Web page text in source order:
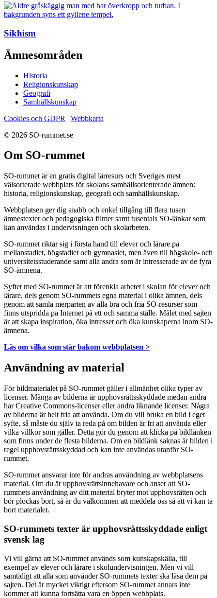
Sikhism
Ämnesområden
Historia
Religionskunskap
Geografi
Samhällskunskap
Cookies och GDPR | Webbkarta
© 2026 SO-rummet.se
Om SO-rummet
SO-rummet är en gratis digital lärresurs och Sveriges mest
välsorterade webbplats för skolans samhällsorienterade ämnen:
historia, religionskunskap, geografi och samhällskunskap.
Webbplatsen ger dig snabb och enkel tillgång till flera tusen
ämnestexter och pedagogiska filmer samt tusentals SO-länkar som
kan användas i undervisningen och skolarbeten.
SO-rummet riktar sig i första hand till elever och lärare på
mellanstadiet, högstadiet och gymnasiet, men även till högskole- och
universitetsstuderande samt alla andra som är intresserade av de fyra
SO-ämnena.
Syftet med SO-rummet är att förenkla arbetet i skolan för elever och
lärare, dels genom SO-rummets egna material i olika ämnen, dels
genom att samla merparten av alla bra och fria SO-resurser som
finns utspridda på Internet på ett och samma ställe. Målet med sajten
är att skapa inspiration, öka intresset och öka kunskaperna inom SO-
ämnena.
Läs om vilka som står bakom webbplatsen >
Användning av material
För bildmaterialet på SO-rummet gäller i allmänhet olika typer av
licenser. Många av bilderna är upphovsrättsskyddade medan andra
har Creative Commons-licenser eller andra liknande licenser. Några
av bilderna är helt fria att använda. Om du vill bruka en bild i eget
syfte, så måste du själv ta reda på om bilden är fri att använda eller
vilka villkor som gäller. Detta gör du genom att klicka på bildlänken
som finns under de flesta bilderna. Om en bildlänk saknas är bilden i
regel upphovsrättsskyddad och kan inte användas utanför SO-
rummet.
SO-rummet ansvarar inte för andras användning av webbplatsens
material. Om du är upphovsrättsinnehavare och anser att SO-
rummets användning av ditt material bryter mot upphovsrätten och
bör plockas bort, så är du välkommen att meddela oss så att vi kan ta
bort materialet.
SO-rummets texter är upphovsrättsskyddade enligt
svensk lag
Vi vill gärna att SO-rummet används som kunskapskälla, till
exempel av elever och lärare i skolundervisningen. Men vi vill
samtidigt att alla som använder SO-rummets texter ska läsa dem på
sajten. Det är mycket viktigt eftersom SO-rummet annars inte
kommer att kunna fortsätta vara en öppen webbplats.